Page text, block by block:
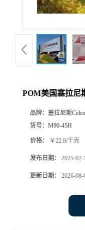
POM美国塞拉尼
品牌： 塞拉尼斯
货号： M90-45H
价格： ￥22.8/千克
发布日期： 2025-02-
更新日期： 2026-08-